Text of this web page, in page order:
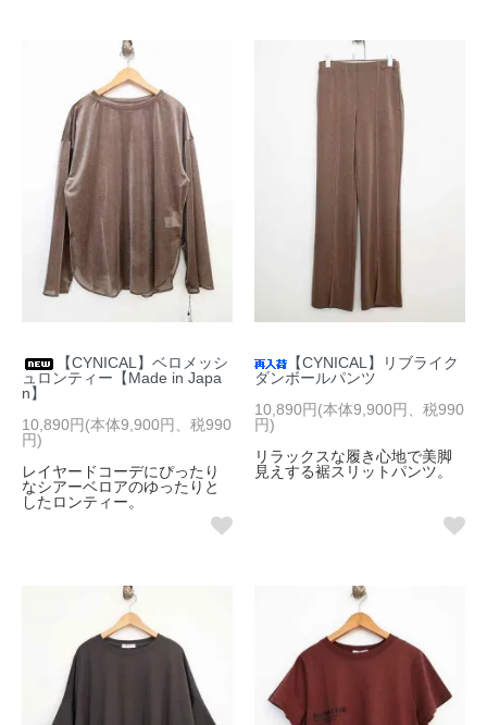
【CYNICAL】ベロメッシ
ュロンティー【Made in Japa
n】
10,890円(本体9,900円、税990
円)
レイヤードコーデにぴったり
なシアーベロアのゆったりと
したロンティー。
【CYNICAL】リブライク
ダンボールパンツ
10,890円(本体9,900円、税990
円)
リラックスな履き心地で美脚
見えする裾スリットパンツ。